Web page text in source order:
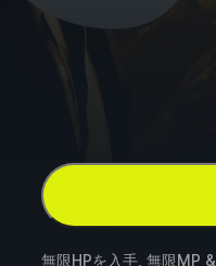
無限HPを入手, 無限MP &